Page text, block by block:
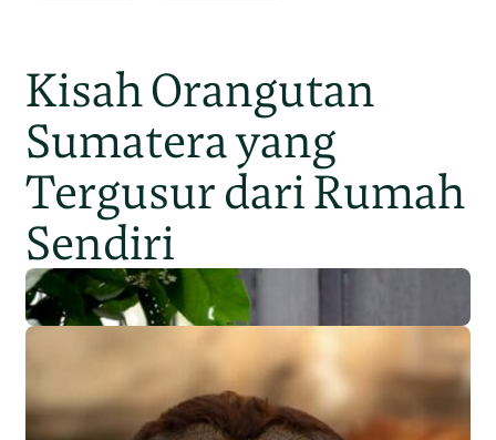
Kisah Orangutan
Sumatera yang
Tergusur dari Rumah
Sendiri